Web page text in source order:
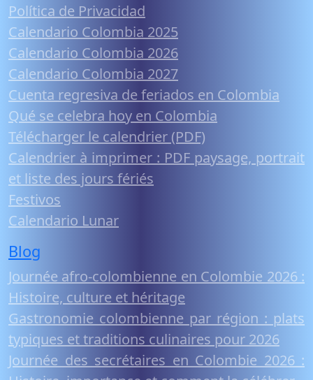
Política de Privacidad
Calendario Colombia 2025
Calendario Colombia 2026
Calendario Colombia 2027
Cuenta regresiva de feriados en Colombia
Qué se celebra hoy en Colombia
Télécharger le calendrier (PDF)
Calendrier à imprimer : PDF paysage, portrait
et liste des jours fériés
Festivos
Calendario Lunar
Blog
Journée afro-colombienne en Colombie 2026 :
Histoire, culture et héritage
Gastronomie colombienne par région : plats
typiques et traditions culinaires pour 2026
Journée des secrétaires en Colombie 2026 :